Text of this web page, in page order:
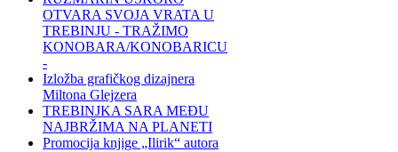
OTVARA SVOJA VRATA U
TREBINJU - TRAŽIMO
KONOBARA/KONOBARICU
-
Izložba grafičkog dizajnera
Miltona Glejzera
TREBINЈKA SARA MEĐU
NAJBRŽIMA NA PLANETI
Promocija knjige „Ilirik“ autora